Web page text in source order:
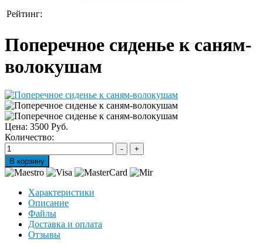
Рейтинг:
Поперечное сиденье к саням-
волокушам
Цена: 3500 Руб.
Количество:
Характеристики
Описание
Файлы
Доставка и оплата
Отзывы